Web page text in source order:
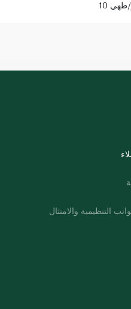
طهي
التنظيمية والامتثال